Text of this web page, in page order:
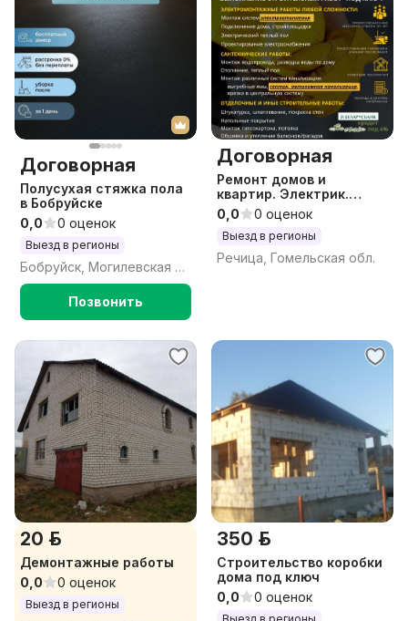
Договорная
Полусухая стяжка пола
в Бобруйске
0,0
0 оценок
Выезд в регионы
Бобруйск, Могилевская обл.
Позвонить
Договорная
Ремонт домов и
квартир. Электрик.
Сантехник. Отделочник.
0,0 0 оценок
Выезд в регионы
Речица, Гомельская обл.
20 р.
Демонтажные работы
0,0
0 оценок
Выезд в регионы
350 р.
Строительство коробки
дома под ключ
0,0
0 оценок